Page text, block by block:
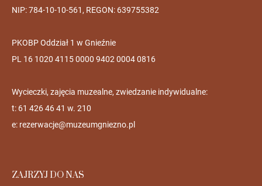
NIP: 784-10-10-561, REGON: 639755382
PKOBP Oddział 1 w Gnieźnie
PL 16 1020 4115 0000 9402 0004 0816
Wycieczki, zajęcia muzealne, zwiedzanie indywidualne:
t: 61 426 46 41 w. 210
e: rezerwacje@muzeumgniezno.pl
ZAJRZYJ DO NAS